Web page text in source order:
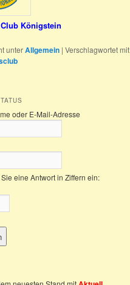
Königstein
unterAllgemein |Verschlagwortet mit
oder E-Mail-Adresse
eine Antwort in Ziffern ein: